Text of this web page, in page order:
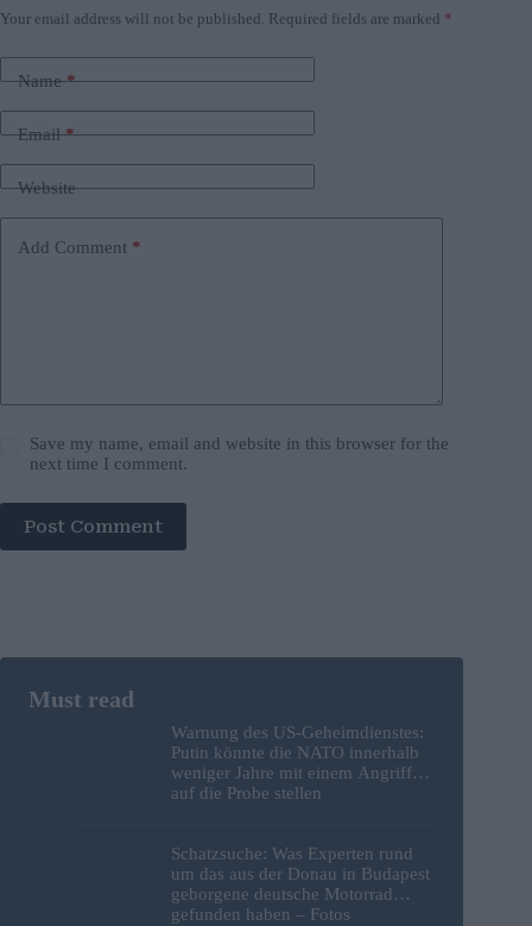
Your email address will not be published. Required fields are marked *
Name*
Email*
Website
Add Comment *
Save my name, email and website in this browser for the
next time I comment.
Post Comment
Warnung des US-Geheimdienstes:
Putin könnte die NATO innerhalb
weniger Jahre mit einem Angriff
auf die Probe stellen
Schatzsuche: Was Experten rund
um das aus der Donau in Budapest
geborgene deutsche Motorrad
gefunden haben – Fotos